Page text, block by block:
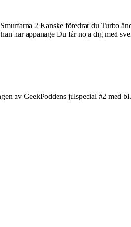
2 Kanske föredrar du Turbo
har appanage Du får nöja dig med
av GeekPoddens julspecial #2 med